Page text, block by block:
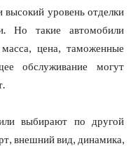
высокий уровень отделки
Но такие автомобили
цена, таможенные
обслуживание могут
выбирают по другой
внешний вид, динамика,